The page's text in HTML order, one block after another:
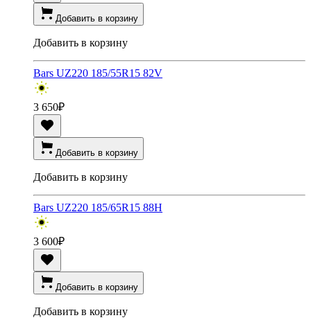
Добавить в корзину
Добавить в корзину
Bars UZ220 185/55R15 82V
3 650₽
Добавить в корзину
Добавить в корзину
Bars UZ220 185/65R15 88H
3 600₽
Добавить в корзину
Добавить в корзину